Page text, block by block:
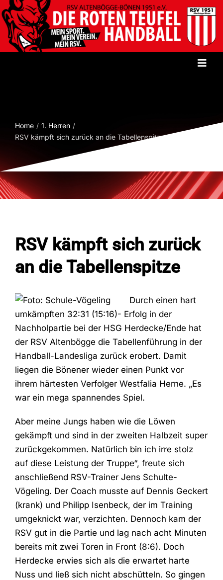
Zum
Inhalt
springen
Verein
Damen
Kontakt
Home
1. Herren
RSV kämpft sich zurück an die Tabellenspitze
RSV kämpft sich zurück
an die Tabellenspitze
Durch einen hart
umkämpften 32:31 (15:16)- Erfolg in der
Nachholpartie bei der HSG Herdecke/Ende hat
der RSV Altenbögge die Tabellenführung in der
Handball-Landesliga zurück erobert. Damit
liegen die Bönener wieder einen Punkt vor
ihrem härtesten Verfolger Westfalia Herne. „Es
war ein mega spannendes Spiel.
Aber meine Jungs haben wie die Löwen
gekämpft und sind in der zweiten Halbzeit super
zurückgekommen. Natürlich bin ich irre stolz
auf diese Leistung der Truppe“, freute sich
anschließend RSV-Trainer Jens Schulte-
Vögeling. Der Coach musste auf Dennis Geckert
(krank) und Philipp Isenbeck, der im Training
umgeknickt war, verzichten. Dennoch kam der
RSV gut in die Partie und lag nach acht Minuten
bereits mit zwei Toren in Front (8:6). Doch
Herdecke erwies sich als die erwartet harte
Nuss und ließ sich nicht abschütteln. So gingen